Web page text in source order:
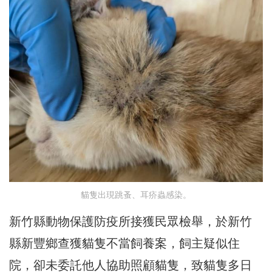
貓隻出現跳蚤、耳疥蟲感染。
新竹縣動物保護防疫所接獲民眾檢舉，於新竹
縣新豐鄉查獲貓隻不當飼養案，飼主疑似住
院，卻未委託他人協助照顧貓隻，致貓隻多日